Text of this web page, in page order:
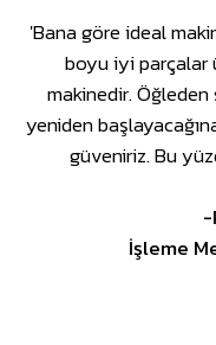
'Bana göre ideal
boyu iyi parçalar
makinedir. Öğleden
yeniden
güveniriz. Bu
İşleme